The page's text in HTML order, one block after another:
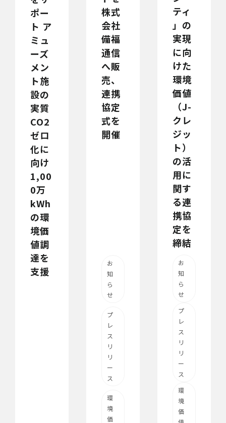
ポー
ト ア
ミュ
ーズ
メン
ト施
設の
実質
CO2
ゼロ
化に
向け
1,00
0万
kWh
の環
境価
値調
達を
支援
株式
会社
備福
通信
へ販
売、
連携
協定
式を
開催
お
知
ら
せ
プ
レ
ス
リ
リ
ー
ス
環
境
価
ティ
」の
実現
に向
けた
環境
価値
（J-
クレ
ジッ
ト）
の活
用に
関す
る連
携協
定を
締結
お
知
ら
せ
プ
レ
ス
リ
リ
ー
ス
環
境
価